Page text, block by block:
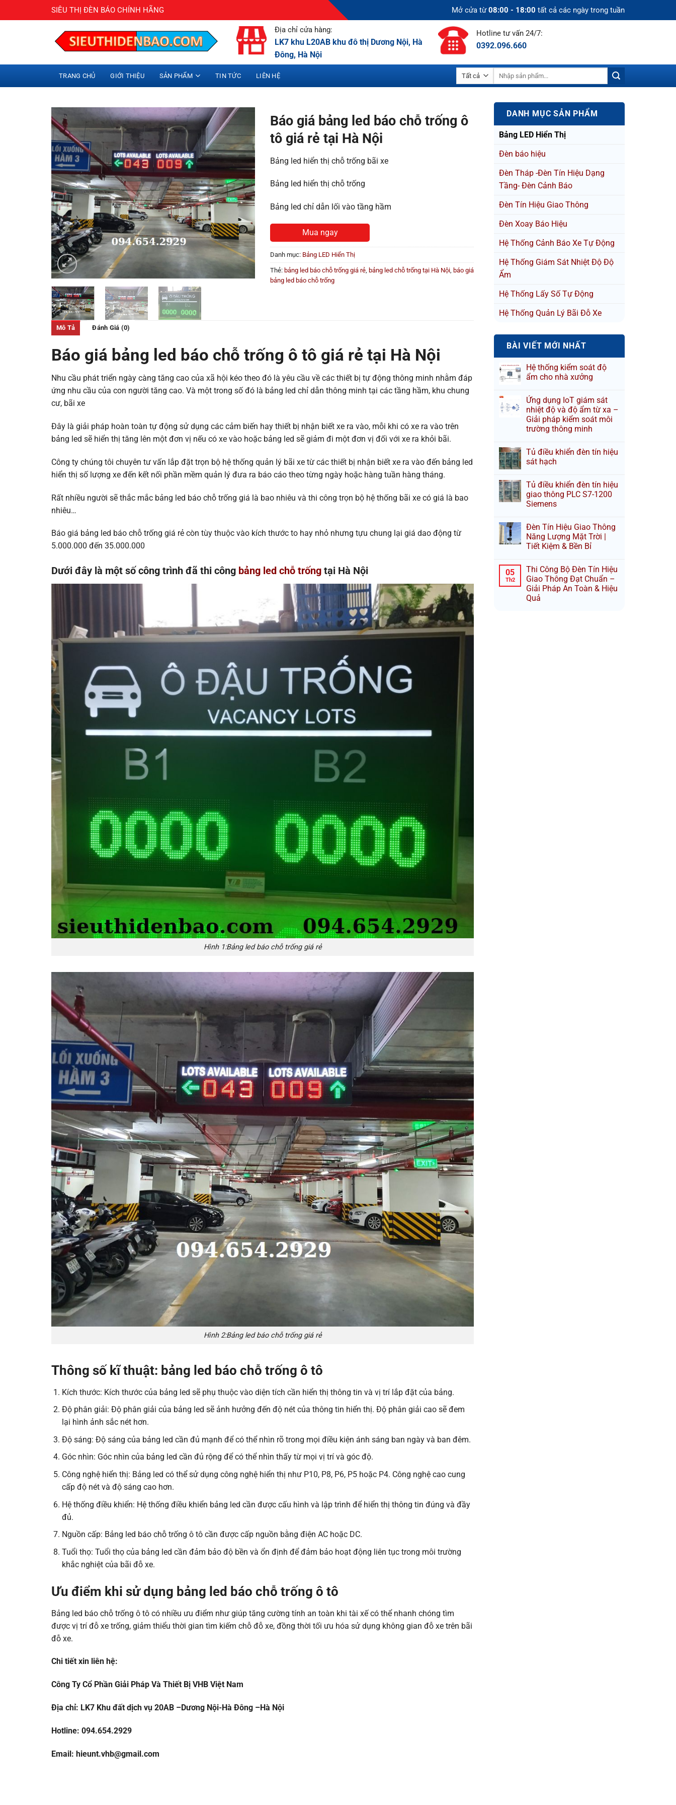
qua
SIÊU THỊ ĐÈN BÁO CHÍNH HÃNG Mở cửa từ08:00 - 18:00 tất cả các ngày trong tuần
Địa chỉ cửa hàng:
LK7 khu L20AB khu đô thị Dương Nội, Hà
Đông, Hà Nội
Hotline tư vấn 24/7:
0392.096.660
TRANG CHỦ GIỚI THIỆU SẢN PHẨM TIN TỨC LIÊN HỆ
DANH MỤC SẢN PHẨM
Bảng LED Hiển Thị
Đèn báo hiệu
Đèn Tháp -Đèn Tín Hiệu Dạng
Tầng- Đèn Cảnh Báo
Đèn Tín Hiệu Giao Thông
Đèn Xoay Báo Hiệu
Hệ Thống Cảnh Báo Xe Tự Động
Hệ Thống Giám Sát Nhiệt Độ Độ
Ẩm
Hệ Thống Lấy Số Tự Động
Hệ Thống Quản Lý Bãi Đỗ Xe
BÀI VIẾT MỚI NHẤT
Hệ thống kiểm soát độ
ẩm cho nhà xưởng
Ứng dụng IoT giám sát
nhiệt độ và độ ẩm từ xa –
Giải pháp kiểm soát môi
trường thông minh
Tủ điều khiển đèn tín hiệu
sát hạch
Tủ điều khiển đèn tín hiệu
giao thông PLC S7-1200
Siemens
Đèn Tín Hiệu Giao Thông
Năng Lượng Mặt Trời |
Tiết Kiệm & Bền Bỉ
05
Th2
Thi Công Bộ Đèn Tín Hiệu
Giao Thông Đạt Chuẩn –
Giải Pháp An Toàn & Hiệu
Quả
Báo giá bảng led báo chỗ trống ô
tô giá rẻ tại Hà Nội
Bảng led hiển thị chỗ trống bãi xe
Bảng led hiển thị chỗ trống
Bảng led chỉ dẫn lối vào tầng hầm
Mua ngay
Danh mục: Bảng LED Hiển Thị
Thẻ: bảng led báo chỗ trống giá rẻ bảng led chỗ trống tại Hà Nội báo giá
bảng led báo chỗ trống
Mô Tả Đánh Giá (0)
Báo giá bảng led báo chỗ trống ô tô giá rẻ tại Hà Nội
Nhu cầu phát triển ngày càng tăng cao của xã hội kéo theo đó là yêu cầu về các thiết bị tự động thông minh nhằm đáp
ứng nhu cầu của con người tăng cao. Và một trong số đó là bảng led chỉ dẫn thông minh tại các tầng hầm, khu chung
cư, bãi xe
Đây là giải pháp hoàn toàn tự động sử dụng các cảm biến hay thiết bị nhận biết xe ra vào, mỗi khi có xe ra vào trên
bảng led sẽ hiển thị tăng lên một đơn vị nếu có xe vào hoặc bảng led sẽ giảm đi một đơn vị đối với xe ra khỏi bãi.
Công ty chúng tôi chuyên tư vấn lắp đặt trọn bộ hệ thống quản lý bãi xe từ các thiết bị nhận biết xe ra vào đến bảng led
hiển thị số lượng xe đến kết nối phần mềm quản lý đưa ra báo cáo theo từng ngày hoặc hàng tuần hàng tháng.
Rất nhiều người sẽ thắc mắc bảng led báo chỗ trống giá là bao nhiêu và thi công trọn bộ hệ thống bãi xe có giá là bao
nhiêu…
Báo giá bảng led báo chỗ trống giá rẻ còn tùy thuộc vào kích thước to hay nhỏ nhưng tựu chung lại giá dao động từ
5.000.000 đến 35.000.000
Dưới đây là một số công trình đã thi công bảng led chỗ trống tại Hà Nội
Hình 1:Bảng led báo chỗ trống giá rẻ
Hình 2:Bảng led báo chỗ trống giá rẻ
Thông số kĩ thuật: bảng led báo chỗ trống ô tô
Kích thước: Kích thước của bảng led sẽ phụ thuộc vào diện tích cần hiển thị thông tin và vị trí lắp đặt của bảng.
Độ phân giải: Độ phân giải của bảng led sẽ ảnh hưởng đến độ nét của thông tin hiển thị. Độ phân giải cao sẽ đem
lại hình ảnh sắc nét hơn.
Độ sáng: Độ sáng của bảng led cần đủ mạnh để có thể nhìn rõ trong mọi điều kiện ánh sáng ban ngày và ban đêm.
Góc nhìn: Góc nhìn của bảng led cần đủ rộng để có thể nhìn thấy từ mọi vị trí và góc độ.
Công nghệ hiển thị: Bảng led có thể sử dụng công nghệ hiển thị như P10, P8, P6, P5 hoặc P4. Công nghệ cao cung
cấp độ nét và độ sáng cao hơn.
Hệ thống điều khiển: Hệ thống điều khiển bảng led cần được cấu hình và lập trình để hiển thị thông tin đúng và đầy
đủ.
Nguồn cấp: Bảng led báo chỗ trống ô tô cần được cấp nguồn bằng điện AC hoặc DC.
Tuổi thọ: Tuổi thọ của bảng led cần đảm bảo độ bền và ổn định để đảm bảo hoạt động liên tục trong môi trường
khắc nghiệt của bãi đỗ xe.
Ưu điểm khi sử dụng bảng led báo chỗ trống ô tô
Bảng led báo chỗ trống ô tô có nhiều ưu điểm như giúp tăng cường tính an toàn khi tài xế có thể nhanh chóng tìm
được vị trí đỗ xe trống, giảm thiểu thời gian tìm kiếm chỗ đỗ xe, đồng thời tối ưu hóa sử dụng không gian đỗ xe trên bãi
đỗ xe.
Chi tiết xin liên hệ:
Công Ty Cổ Phần Giải Pháp Và Thiết Bị VHB Việt Nam
Địa chỉ: LK7 Khu đất dịch vụ 20AB –Dương Nội-Hà Đông –Hà Nội
Hotline: 094.654.2929
Email: hieunt.vhb@gmail.com